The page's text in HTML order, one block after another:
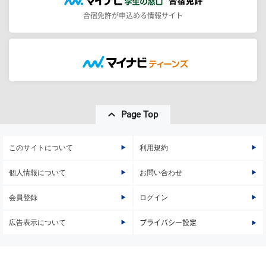
合宿免許が申込める情報サイト
Page Top
このサイトについて 利用規約
個人情報について お問い合わせ
会員登録 ログイン
広告表示について プライバシー設定